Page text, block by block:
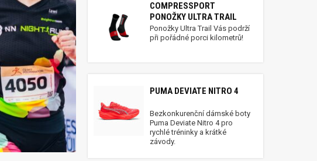
COMPRESSPORT
PONOŽKY ULTRA TRAIL
Ponožky Ultra Trail Vás podrží
při pořádné porci kilometrů!
PUMA DEVIATE NITRO 4
Bezkonkurenční dámské boty
Puma Deviate Nitro 4 pro
rychlé tréninky a krátké
závody.